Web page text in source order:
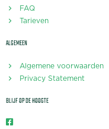
FAQ
Tarieven
ALGEMEEN
Algemene voorwaarden
Privacy Statement
BLIJF OP DE HOOGTE